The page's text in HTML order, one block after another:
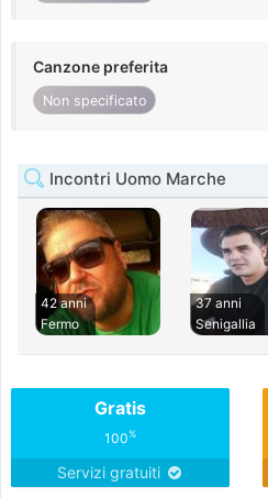
Canzone preferita
Non specificato
Incontri Uomo Marche
42 anni
Fermo
37 anni
Senigallia
Gratis
100%
Servizi gratuiti